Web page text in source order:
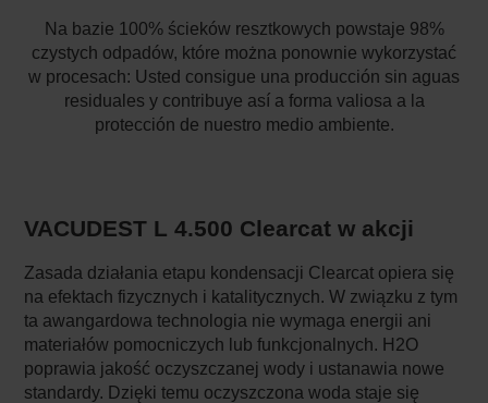
Na bazie 100% ścieków resztkowych powstaje 98%
czystych odpadów, które można ponownie wykorzystać
w procesach: Usted consigue una producción sin aguas
residuales y contribuye así a forma valiosa a la
protección de nuestro medio ambiente.
VACUDEST L 4.500 Clearcat w akcji
Zasada działania etapu kondensacji Clearcat opiera się
na efektach fizycznych i katalitycznych. W związku z tym
ta awangardowa technologia nie wymaga energii ani
materiałów pomocniczych lub funkcjonalnych. H2O
poprawia jakość oczyszczanej wody i ustanawia nowe
standardy. Dzięki temu oczyszczona woda staje się